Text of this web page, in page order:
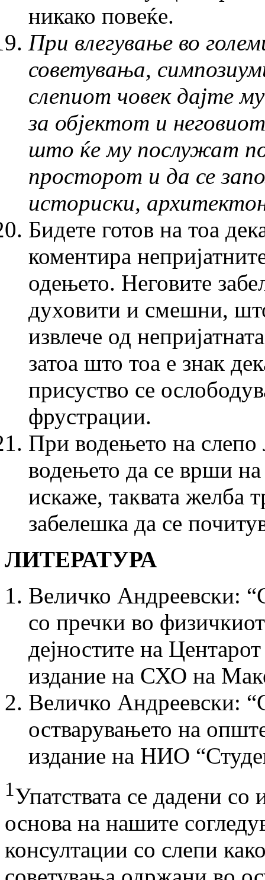
никако повеќе.
При влегување во
советувања,
слепиот човек дајте
за објектот и
што ќе му послужат
просторот и да се
историски,
Бидете готов на тоа
коментира
одењето. Неговите
духовити и смешни,
извлече од
затоа што тоа е знак
присуство се
фрустрации.
При водењето на слепо
водењето да се врши
искаже, таквата желба
забелешка да се
ЛИТЕРАТУРА
Величко Андреевски:
со пречки во
дејностите на
издание на СХО на
Величко Андреевски:
остварувањето на
издание на НИО
1Упатствата се дадени
основа на нашите
консултации со слепи